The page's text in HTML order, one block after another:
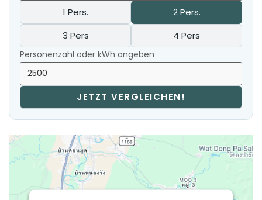
1 Pers.
2 Pers.
3 Pers
4 Pers
Personenzahl oder kWh angeben
JETZT VERGLEICHEN!